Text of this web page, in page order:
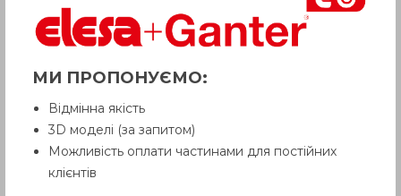
УВАГА!
Товар з приміткою «Є в наявності»
відвантажується Покупцеві терміном
МИ ПРОПОНУЄМО:
Відмінна якість
3D моделі (за запитом)
Можливість оплати частинами для постійних
клієнтів